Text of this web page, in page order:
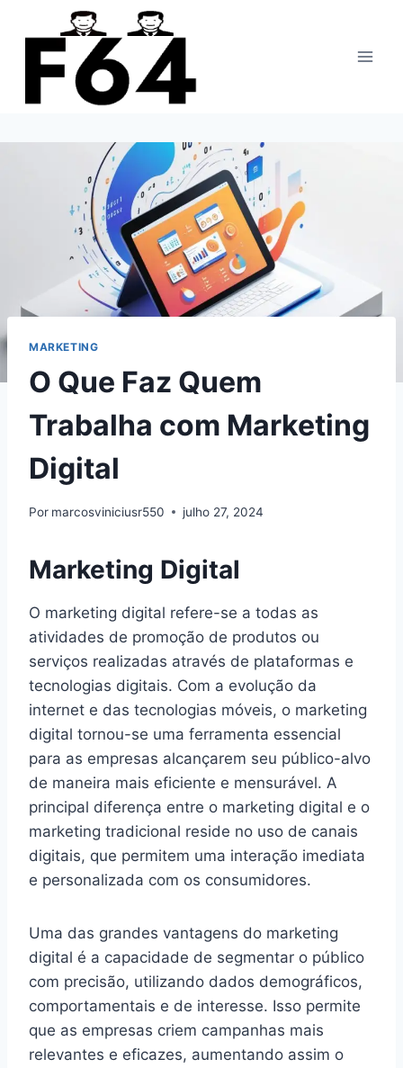
para
MARKETING
O Que Faz Quem
Trabalha com Marketing
Digital
Por marcosviniciusr550 julho 27, 2024
Marketing Digital
O marketing digital refere-se a todas as
atividades de promoção de produtos ou
serviços realizadas através de plataformas e
tecnologias digitais. Com a evolução da
internet e das tecnologias móveis, o marketing
digital tornou-se uma ferramenta essencial
para as empresas alcançarem seu público-alvo
de maneira mais eficiente e mensurável. A
principal diferença entre o marketing digital e o
marketing tradicional reside no uso de canais
digitais, que permitem uma interação imediata
e personalizada com os consumidores.
Uma das grandes vantagens do marketing
digital é a capacidade de segmentar o público
com precisão, utilizando dados demográficos,
comportamentais e de interesse. Isso permite
que as empresas criem campanhas mais
relevantes e eficazes, aumentando assim o